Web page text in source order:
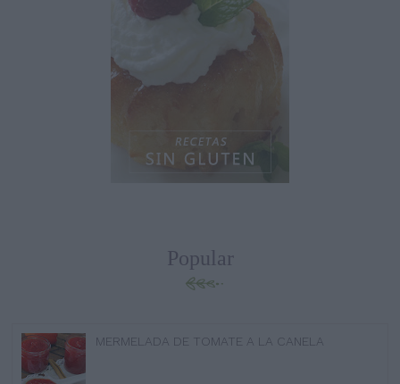
Popular
MERMELADA DE TOMATE A LA CANELA